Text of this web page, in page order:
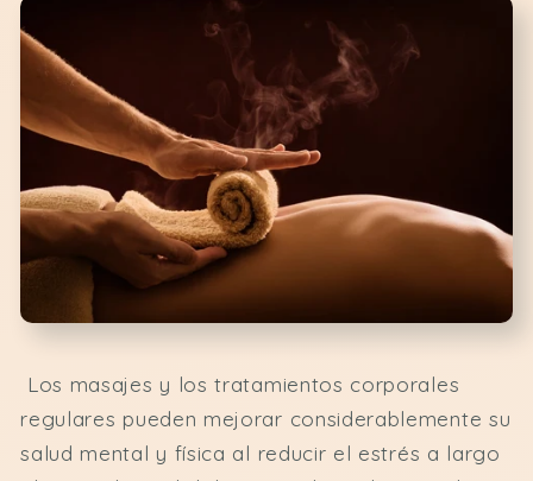
Los masajes y los tratamientos corporales
regulares pueden mejorar considerablemente su
salud mental y física al reducir el estrés a largo